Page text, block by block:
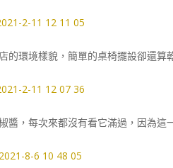
的環境樣貌，簡單的桌椅擺設卻還算
，每次來都沒有看它滿過，因為這